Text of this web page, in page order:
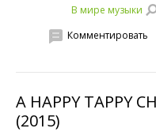
В мире музыки
Комментировать
A HAPPY TAPPY
(2015)